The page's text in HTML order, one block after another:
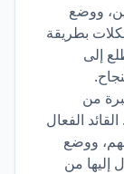
ووضع
بطريقة
إلى
من
الفعال
ووضع
إليها من